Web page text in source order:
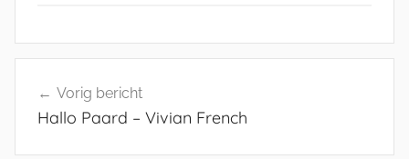
navigatie
Vorig bericht
Hallo Paard – Vivian French